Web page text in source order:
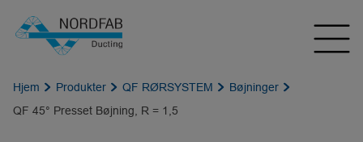
Hjem Produkter QF RØRSYSTEM
Bøjninger
QF 45° Presset Bøjning, R = 1,5